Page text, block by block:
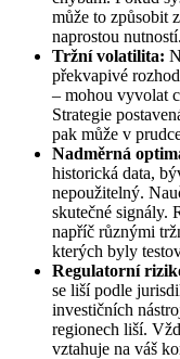
může to způsobit
naprostou nutností.
Tržní volatilita:
překvapivé
– mohou vyvolat
Strategie
pak může v
Nadměrná
historická data,
nepoužitelný.
skutečné signály.
napříč různými
kterých byly
Regulatorní
se liší podle
investičních
regionech liší.
vztahuje na váš